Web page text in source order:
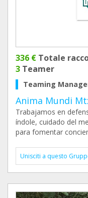
336 € Totale
3 Teamer
Teaming
Anima Mundi
Trabajamos en
índole, cuidado del
para fomentar
Unisciti a questo